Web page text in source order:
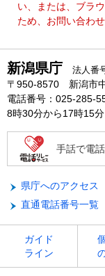
い、または、ブラ
ため、お問い合わ
新潟県庁 法人番
〒950-8570 新潟市
電話番号：025-285-
8時30分から17時15
手話で電
県庁へのアクセス
直通電話番号一覧
ガイド
ライン